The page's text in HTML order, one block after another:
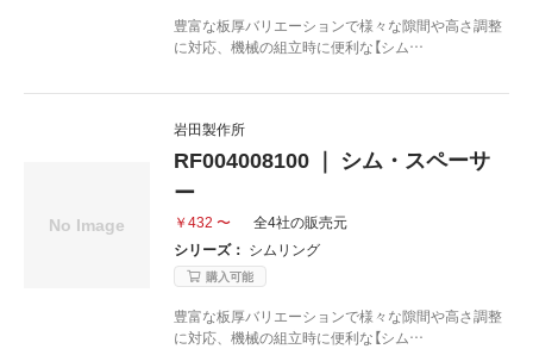
豊富な板厚バリエーションで様々な隙間や高さ調整
に対応、機械の組立時に便利な【シム…
岩田製作所
RF004008100 ｜ シム・スペーサ
ー
￥432 〜
全4社の販売元
シリーズ： シムリング
購入可能
豊富な板厚バリエーションで様々な隙間や高さ調整
に対応、機械の組立時に便利な【シム…